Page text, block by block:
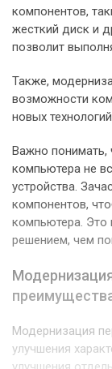
компонентов,
жесткий диск и
позволит
Также,
возможности
новых
Важно понимать,
компьютера не
устройства.
компонентов,
компьютера.
решением, чем
Модернизация
улучшения